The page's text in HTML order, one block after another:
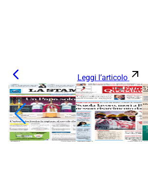
Leggi l’articolo